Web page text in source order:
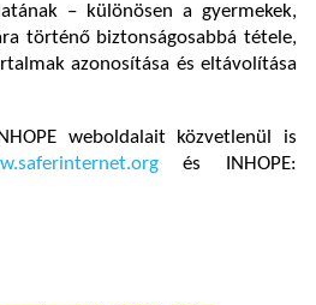
– különösen a gyermekek,
történő biztonságosabbá tétele,
azonosítása és eltávolítása
weboldalait közvetlenül is
és INHOPE: